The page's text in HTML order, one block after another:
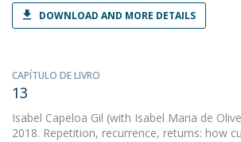
DOWNLOAD AND MORE DETAILS
CAPÍTULO DE LIVRO
13
Isabel Capeloa Gil (with Isabel Maria de
2018. Repetition, recurrence, returns: how